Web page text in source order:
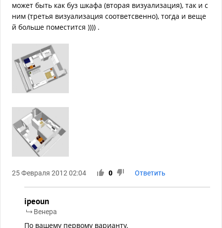
может быть как буз шкафа (вторая визуализация), так и с
ним (третья визуализация соответсвенно), тогда и веще
й больше поместится )))) .
25 Февраля 2012 02:04 0 Ответить
ipeoun
Венера
По вашему первому варианту.